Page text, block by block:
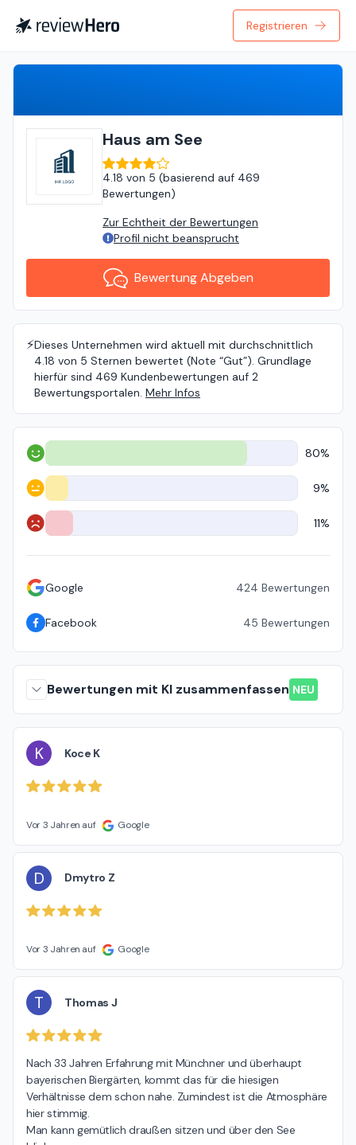
Registrieren
Haus am See
4.18 von 5 (basierend auf 469
Bewertungen)
Zur Echtheit der Bewertungen
Profil nicht beansprucht
Bewertung Abgeben
⚡️Dieses Unternehmen wird aktuell mit durchschnittlich
4.18 von 5 Sternen bewertet (Note “Gut”). Grundlage
hierfür sind 469 Kundenbewertungen auf 2
Bewertungsportalen. Mehr Infos
Positiv 80%
Neutral 9%
Negativ 11%
Google 424 Bewertungen
Facebook 45 Bewertungen
Bewertungen mit KI zusammenfassen NEU
K Koce K
Vor 3 Jahren auf Google
D Dmytro Z
Vor 3 Jahren auf Google
T Thomas J
Nach 33 Jahren Erfahrung mit Münchner und überhaupt
bayerischen Biergärten, kommt das für die hiesigen
Verhältnisse dem schon nahe. Zumindest ist die Atmosphäre
hier stimmig.
Man kann gemütlich draußen sitzen und über den See